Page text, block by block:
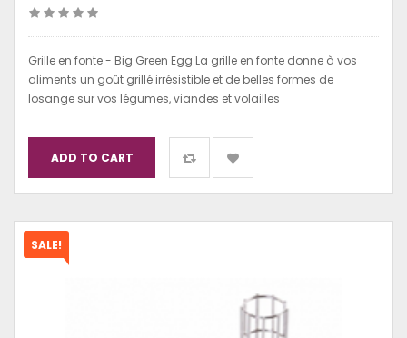
Grille en fonte - Big Green Egg La grille en fonte donne à vos
aliments un goût grillé irrésistible et de belles formes de
losange sur vos légumes, viandes et volailles
ADD TO CART
SALE!